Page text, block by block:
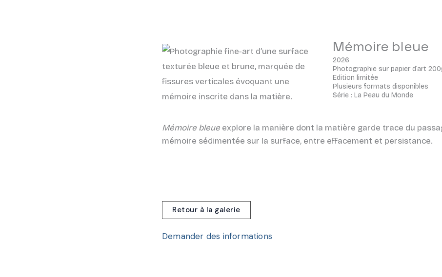
2026
Photographie sur papier d’art
Edition limitée
Plusieurs formats disponibles
Série : La Peau du Monde
Mémoire bleue
Mémoire bleue explore la manière dont la matière garde trace du
mémoire sédimentée sur la surface, entre effacement et persistance.
Retour à la galerie
Demander des informations